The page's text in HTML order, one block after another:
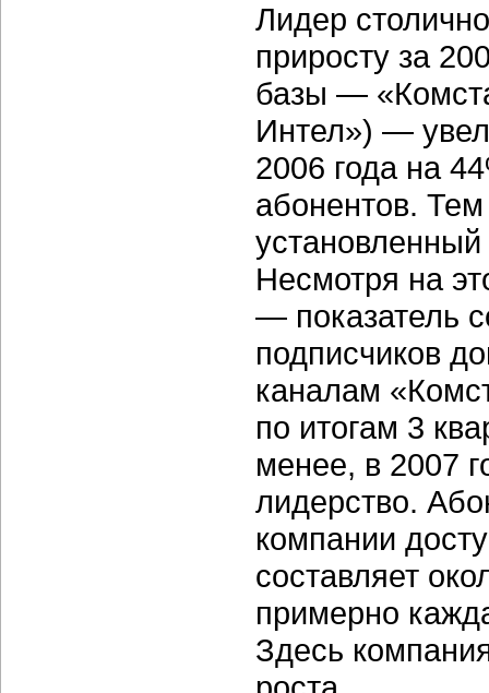
Лидер
приросту за
базы —
Интел») —
2006 года на
абонентов.
Несмотря на
— показатель
подписчиков
каналам
по итогам 3
менее, в 2007
лидерство.
компании
составляет
примерно
Здесь